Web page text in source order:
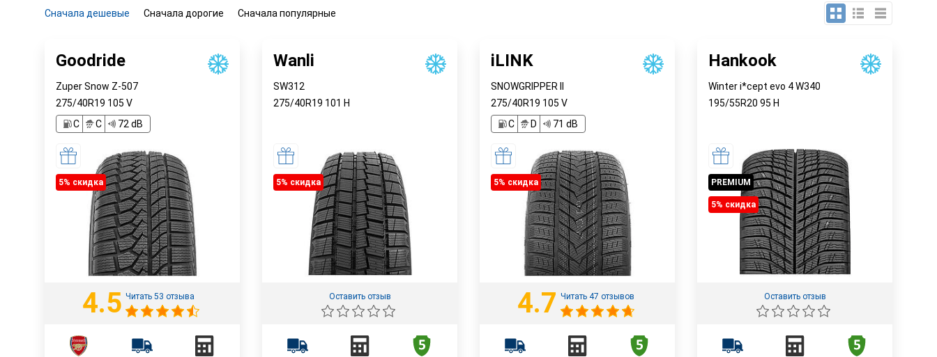
Сначала дешевые Сначала дорогие Сначала популярные
Goodride
Zuper Snow Z-507
275/40R19 105 V
C
C 72 dB
5% cкидка
4.5 Читать 53 отзыва
Wanli
SW312
275/40R19 101 H
5% cкидка
Оставить отзыв
iLINK
SNOWGRIPPER II
275/40R19 105 V
C
D 71 dB
5% cкидка
4.7 Читать 47 отзывов
Hankook
Winter i*cept evo 4 W340
195/55R20 95 H
PREMIUM
5% cкидка
Оставить отзыв